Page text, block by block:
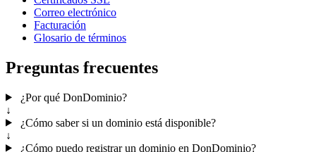
Correo electrónico
Facturación
Glosario de términos
Preguntas frecuentes
¿Por qué DonDominio?
↓
¿Cómo saber si un dominio está disponible?
↓
¿Cómo puedo registrar un dominio en DonDominio?